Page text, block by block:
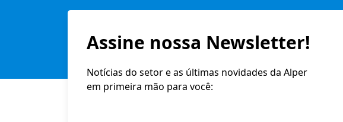
Assine nossa Newsletter!
Notícias do setor e as últimas novidades da Alper
em primeira mão para você: